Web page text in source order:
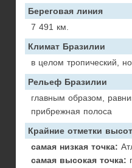
Береговая линия
7 491 км.
Климат Бразилии
в целом тропический,
Рельеф Бразилии
главным образом,
прибрежная полоса
Крайние отметки
самая низкая точка:
самая высокая точка: